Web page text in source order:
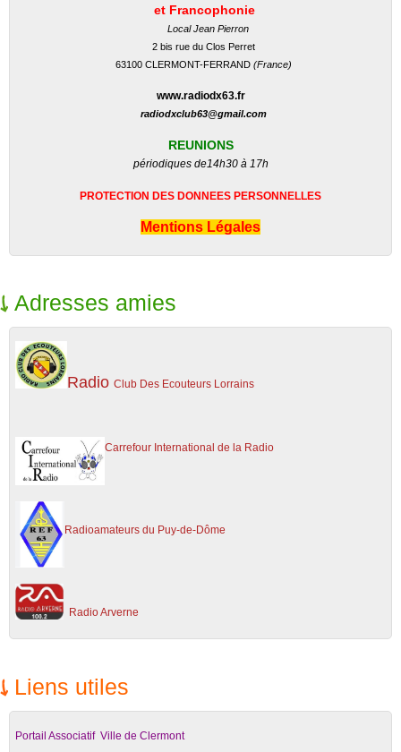
et Francophonie
Local Jean Pierron
2 bis rue du Clos Perret
63100 CLERMONT-FERRAND (France)
www.radiodx63.fr
radiodxclub63@gmail.com
REUNIONS
périodiques de14h30 à 17h
PROTECTION DES DONNEES PERSONNELLES
Mentions Légales
Adresses amies
Radio Club Des Ecouteurs Lorrains
Carrefour International de la Radio
Radioamateurs du Puy-de-Dôme
Radio Arverne
Liens utiles
Portail Associatif Ville de Clermont